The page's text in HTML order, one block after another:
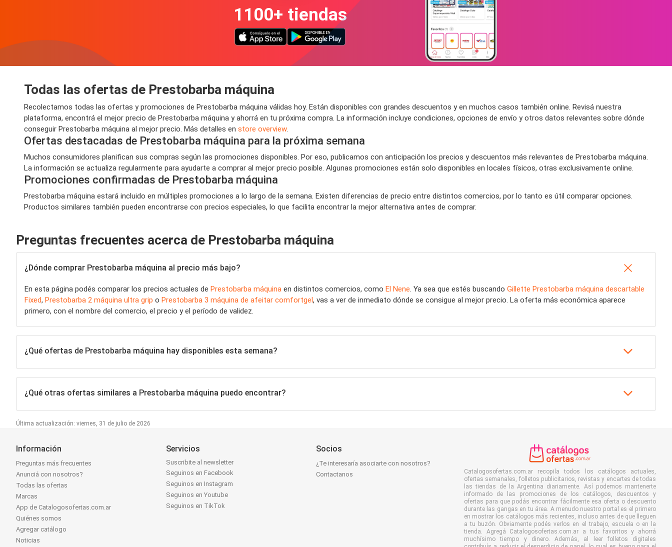
1100+ tiendas
Todas las ofertas de Prestobarba máquina
Recolectamos todas las ofertas y promociones de Prestobarba máquina válidas hoy. Están disponibles con grandes descuentos y en muchos casos también online. Revisá nuestra
plataforma, encontrá el mejor precio de Prestobarba máquina y ahorrá en tu próxima compra. La información incluye condiciones, opciones de envío y otros datos relevantes sobre dónde
conseguir Prestobarba máquina al mejor precio. Más detalles en store overview.
Ofertas destacadas de Prestobarba máquina para la próxima semana
Muchos consumidores planifican sus compras según las promociones disponibles. Por eso, publicamos con anticipación los precios y descuentos más relevantes de Prestobarba máquina.
La información se actualiza regularmente para ayudarte a comprar al mejor precio posible. Algunas promociones están solo disponibles en locales físicos, otras exclusivamente online.
Promociones confirmadas de Prestobarba máquina
Prestobarba máquina estará incluido en múltiples promociones a lo largo de la semana. Existen diferencias de precio entre distintos comercios, por lo tanto es útil comparar opciones.
Productos similares también pueden encontrarse con precios especiales, lo que facilita encontrar la mejor alternativa antes de comprar.
Preguntas frecuentes acerca de Prestobarba máquina
¿Dónde comprar Prestobarba máquina al precio más bajo?
En esta página podés comparar los precios actuales de Prestobarba máquina en distintos comercios, como El Nene . Ya sea que estés buscando Gillette Prestobarba máquina descartable
Fixed, Prestobarba 2 máquina ultra grip o Prestobarba 3 máquina de afeitar comfortgel, vas a ver de inmediato dónde se consigue al mejor precio. La oferta más económica aparece
primero, con el nombre del comercio, el precio y el período de validez.
¿Qué ofertas de Prestobarba máquina hay disponibles esta semana?
¿Qué otras ofertas similares a Prestobarba máquina puedo encontrar?
Última actualización: viernes, 31 de julio de 2026
Información
Preguntas más frecuentes
Anunciá con nosotros?
Todas las ofertas
Marcas
App de Catalogosofertas.com.ar
Quiénes somos
Agregar catálogo
Noticias
Servicios
Suscribite al newsletter
Seguinos en Facebook
Seguinos en Instagram
Seguinos en Youtube
Seguinos en TikTok
Socios
¿Te interesaría asociarte con nosotros?
Contactanos
Catalogosofertas.com.ar recopila todos los catálogos actuales,
ofertas semanales, folletos publicitarios, revistas y encartes de todas
las tiendas de la Argentina diariamente. Así podemos mantenerte
informado de las promociones de los catálogos, descuentos y
ofertas para que podás encontrar fácilmente esa oferta o descuento
durante las gangas en tu área. A menudo nuestro portal es el primero
en mostrar los catálogos más recientes, incluso antes de que lleguen
a tu buzón. Obviamente podés verlos en el trabajo, escuela o en la
tienda. Agregá Catalogosofertas.com.ar a tus favoritos y ahorrá
muchísimo tiempo y dinero. Además, al leer folletos digitales